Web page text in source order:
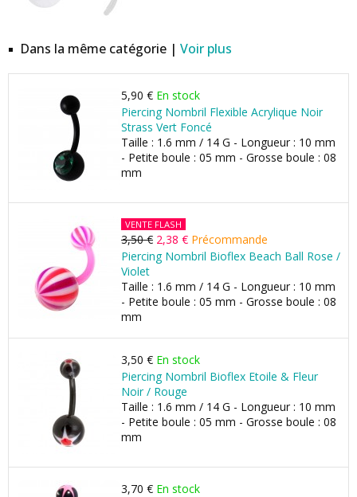
Dans la même catégorie | Voir plus
5,90 € En stock
Piercing Nombril Flexible Acrylique Noir
Strass Vert Foncé
Taille : 1.6 mm / 14 G - Longueur : 10 mm
- Petite boule : 05 mm - Grosse boule : 08
mm
VENTE FLASH
3,50 € 2,38 € Précommande
Piercing Nombril Bioflex Beach Ball Rose /
Violet
Taille : 1.6 mm / 14 G - Longueur : 10 mm
- Petite boule : 05 mm - Grosse boule : 08
mm
3,50 € En stock
Piercing Nombril Bioflex Etoile & Fleur
Noir / Rouge
Taille : 1.6 mm / 14 G - Longueur : 10 mm
- Petite boule : 05 mm - Grosse boule : 08
mm
3,70 € En stock